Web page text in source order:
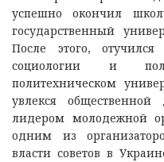
успешно окончил
государственный
После этого,
социологии и
политехническом
увлекся
лидером молодежной
одним из
власти советов в